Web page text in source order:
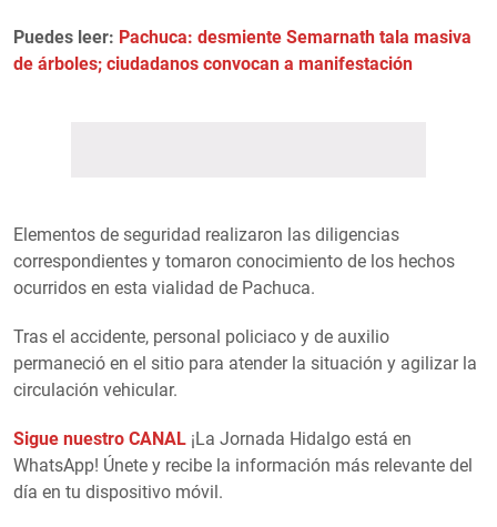
Puedes leer: Pachuca: desmiente Semarnath tala masiva
de árboles; ciudadanos convocan a manifestación
Elementos de seguridad realizaron las diligencias
correspondientes y tomaron conocimiento de los hechos
ocurridos en esta vialidad de Pachuca.
Tras el accidente, personal policiaco y de auxilio
permaneció en el sitio para atender la situación y agilizar la
circulación vehicular.
Sigue nuestro CANAL ¡La Jornada Hidalgo está en
WhatsApp! Únete y recibe la información más relevante del
día en tu dispositivo móvil.